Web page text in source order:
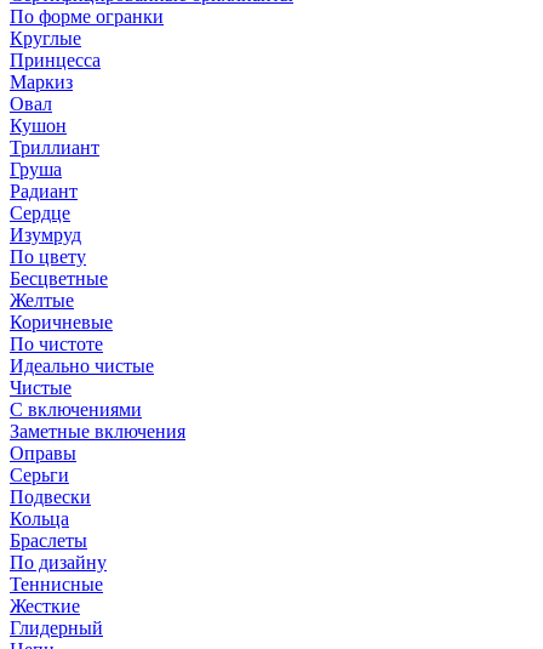
По форме огранки
Круглые
Принцесса
Маркиз
Овал
Кушон
Триллиант
Груша
Радиант
Сердце
Изумруд
По цвету
Бесцветные
Желтые
Коричневые
По чистоте
Идеально чистые
Чистые
С включениями
Заметные включения
Оправы
Серьги
Подвески
Кольца
Браслеты
По дизайну
Теннисные
Жесткие
Глидерный